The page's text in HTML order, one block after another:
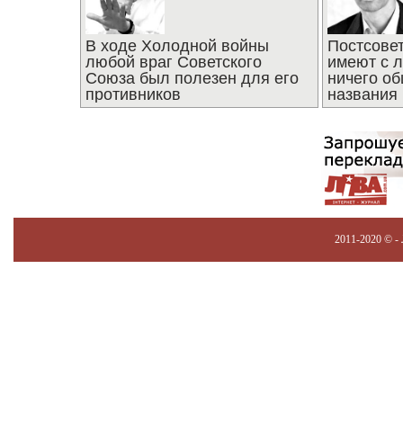
В ходе Холодной войны
любой враг Советского
Союза был полезен для его
противников
имеют с
ничего
названия
2011-2020 © -